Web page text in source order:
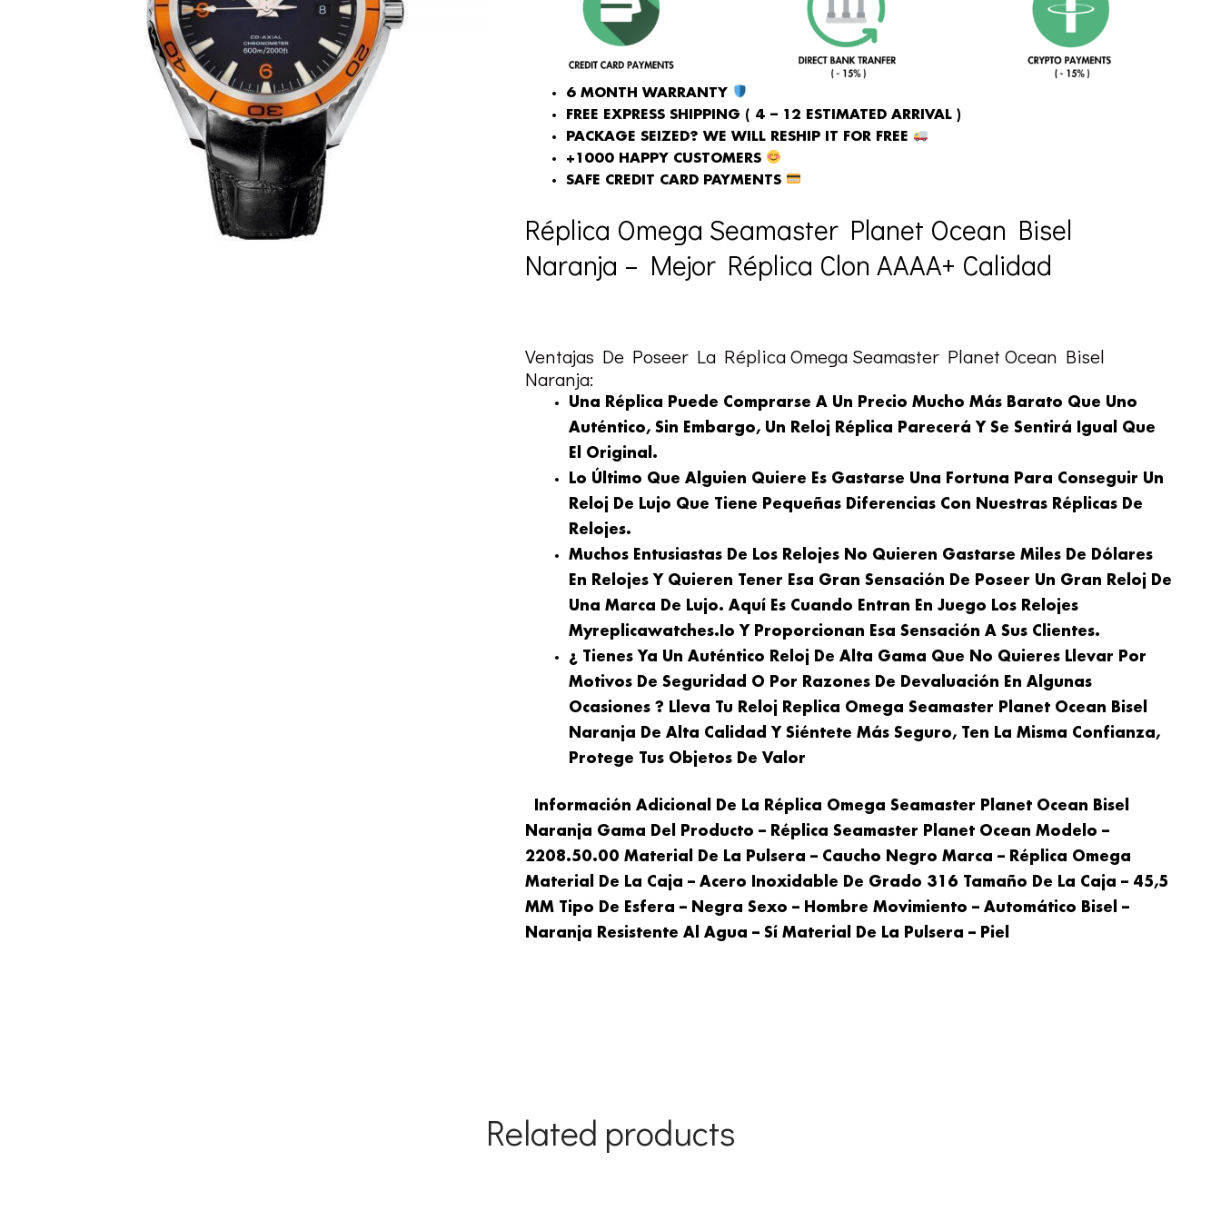
6 MONTH WARRANTY
FREE EXPRESS SHIPPING ( 4 – 12 ESTIMATED ARRIVAL )
PACKAGE SEIZED? WE WILL RESHIP IT FOR FREE
+1000 HAPPY CUSTOMERS
SAFE CREDIT CARD PAYMENTS
Réplica Omega Seamaster Planet Ocean Bisel
Naranja – Mejor Réplica Clon AAAA+ Calidad
Ventajas De Poseer La Réplica Omega Seamaster Planet Ocean Bisel
Naranja:
Una Réplica Puede Comprarse A Un Precio Mucho Más Barato Que Uno
Auténtico, Sin Embargo, Un Reloj Réplica Parecerá Y Se Sentirá Igual Que
El Original.
Lo Último Que Alguien Quiere Es Gastarse Una Fortuna Para Conseguir Un
Reloj De Lujo Que Tiene Pequeñas Diferencias Con Nuestras Réplicas De
Relojes.
Muchos Entusiastas De Los Relojes No Quieren Gastarse Miles De Dólares
En Relojes Y Quieren Tener Esa Gran Sensación De Poseer Un Gran Reloj De
Una Marca De Lujo. Aquí Es Cuando Entran En Juego Los Relojes
Myreplicawatches.io Y Proporcionan Esa Sensación A Sus Clientes.
¿ Tienes Ya Un Auténtico Reloj De Alta Gama Que No Quieres Llevar Por
Motivos De Seguridad O Por Razones De Devaluación En Algunas
Ocasiones ? Lleva Tu Reloj Replica Omega Seamaster Planet Ocean Bisel
Naranja De Alta Calidad Y Siéntete Más Seguro, Ten La Misma Confianza,
Protege Tus Objetos De Valor
Información Adicional De La Réplica Omega Seamaster Planet Ocean Bisel
Naranja Gama Del Producto – Réplica Seamaster Planet Ocean Modelo –
2208.50.00 Material De La Pulsera – Caucho Negro Marca – Réplica Omega
Material De La Caja – Acero Inoxidable De Grado 316 Tamaño De La Caja – 45,5
MM Tipo De Esfera – Negra Sexo – Hombre Movimiento – Automático Bisel –
Naranja Resistente Al Agua – Sí Material De La Pulsera – Piel
Related products